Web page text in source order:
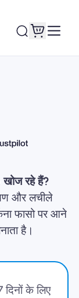
खोज रहे हैं?
और लचीले
फासो पर आने
है।
दिनों के लिए